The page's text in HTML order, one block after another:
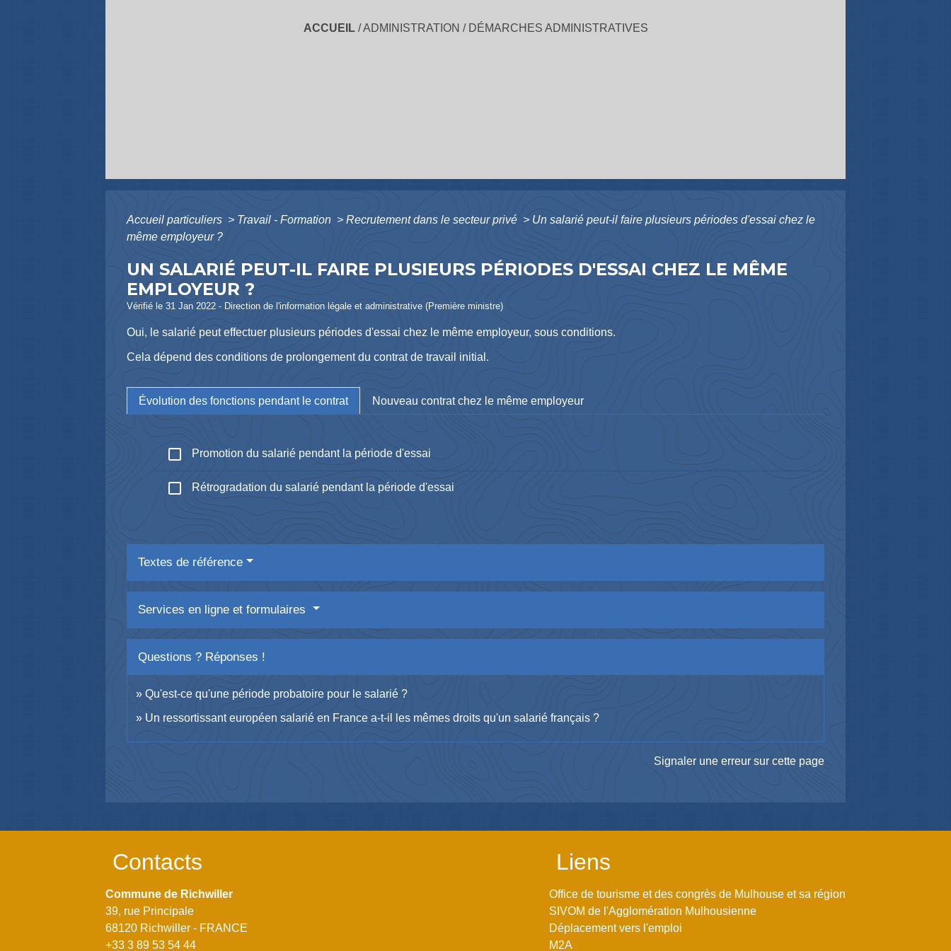
ACCUEIL/ADMINISTRATION / DÉMARCHES ADMINISTRATIVES
Accueil particuliers > Travail - Formation > Recrutement dans le secteur privé > Un salarié peut-il faire plusieurs périodes d'essai chez le
même employeur ?
UN SALARIÉ PEUT-IL FAIRE PLUSIEURS PÉRIODES D'ESSAI CHEZ LE MÊME
EMPLOYEUR ?
Vérifié le 31 Jan 2022 - Direction de l'information légale et administrative (Première ministre)
Oui, le salarié peut effectuer plusieurs périodes d'essai chez le même employeur, sous conditions.
Cela dépend des conditions de prolongement du contrat de travail initial.
Évolution des fonctions pendant le contrat Nouveau contrat chez le même employeur
check_box_outline_blank Promotion du salarié pendant la période d'essai
check_box_outline_blank Rétrogradation du salarié pendant la période d'essai
Textes de référence
Services en ligne et formulaires
Questions ? Réponses !
Qu'est-ce qu'une période probatoire pour le salarié ?
Un ressortissant européen salarié en France a-t-il les mêmes droits qu'un salarié français ?
Signaler une erreur sur cette page
Contacts
Commune de Richwiller
39, rue Principale
68120 Richwiller - FRANCE
+33 3 89 53 54 44
Liens
Office de tourisme et des congrès de Mulhouse et sa région
SIVOM de l'Agglomération Mulhousienne
Déplacement vers l'emploi
M2A